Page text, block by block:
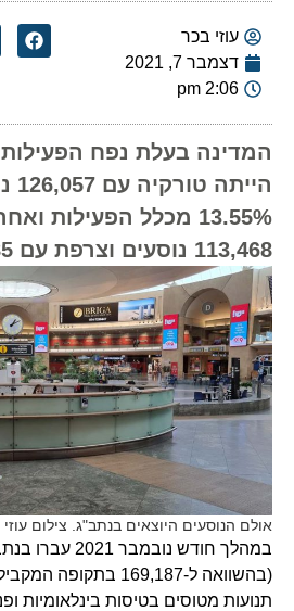
עוזי בכר
דצמבר 7, 2021
2:06 pm
המדינה בעלת נפח הפעילות
הייתה
13.55% מכלל הפעילות
113,468 נוסעים וצרפת עם 69,185 נוסעים
אולם הנוסעים היוצאים בנתב"ג. צילום עוזי